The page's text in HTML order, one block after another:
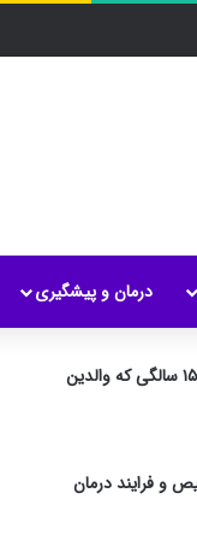
درمان و پیشگیری
مراقبت های بعد از واکسن ۱۵ سالگی که والدین
و فرایند درمان